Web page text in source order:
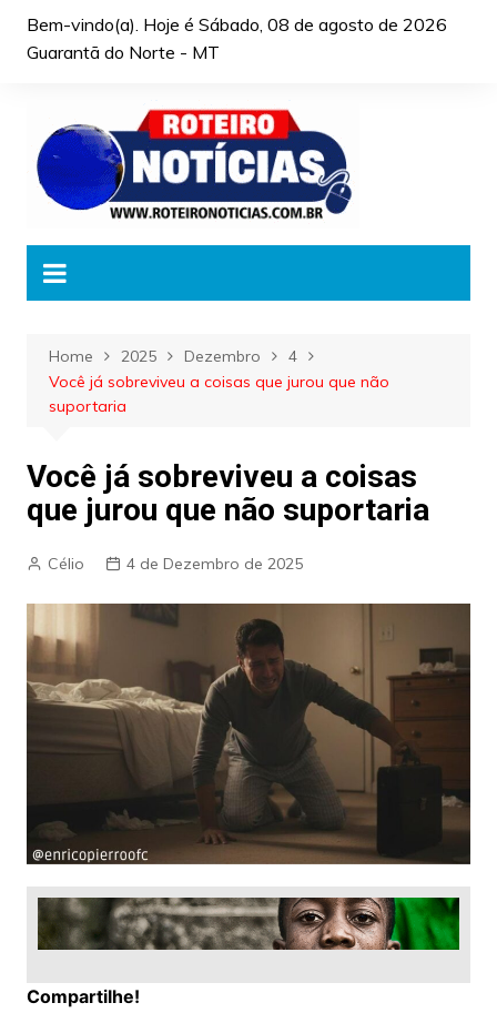
Bem-vindo(a). Hoje é Sábado, 08 de agosto de 2026
Guarantã do Norte - MT
Home 2025 Dezembro
4
Você já sobreviveu a coisas que jurou que não
suportaria
Você já sobreviveu a coisas
que jurou que não suportaria
Célio 4 de Dezembro de 2025
Compartilhe!